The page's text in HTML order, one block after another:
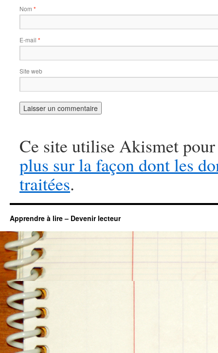
Nom *
E-mail *
Site web
Ce site utilise Akismet
plus sur la façon dont les
traitées.
Apprendre à lire – Devenir lecteur